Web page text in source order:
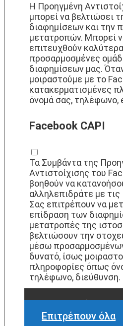
Η Προηγμένη
μπορεί να βελτιώσει
διαφημίσεων και την
μετατροπών. Μπορεί
επιτευχθούν
προσαρμοσμένες
διαφημίσεων μας.
μοιραστούμε με το
κατακερματισμένες
όνομά σας, τηλέφωνο,
Facebook CAPI
Τα Συμβάντα της
Αντιστοίχισης του
βοηθούν να
αλληλεπιδράτε με τις
Σας επιτρέπουν να
επίδραση των
μετατροπές της
βελτιώσουν την
μέσω
δυνατό, ίσως
πληροφορίες όπως
τηλέφωνο, διεύθυνση.
Επιβεβαιώνω
Επιτρέπουν όλα